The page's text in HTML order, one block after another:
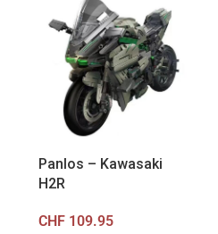
Panlos – Kawasaki
H2R
CHF109.95